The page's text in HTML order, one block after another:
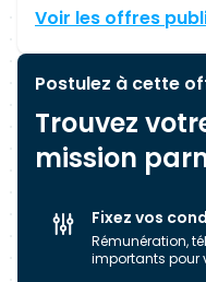
consultants
produits digitaux
de la data, VISIAN
clients en faisant
faisabilité. Fondée par des consultants, VISIAN
millions de CA
partenariats avec
Voir les offres
Postulez à cette
Trouvez
mission
Fixez vos
Rémunération,
importants pour